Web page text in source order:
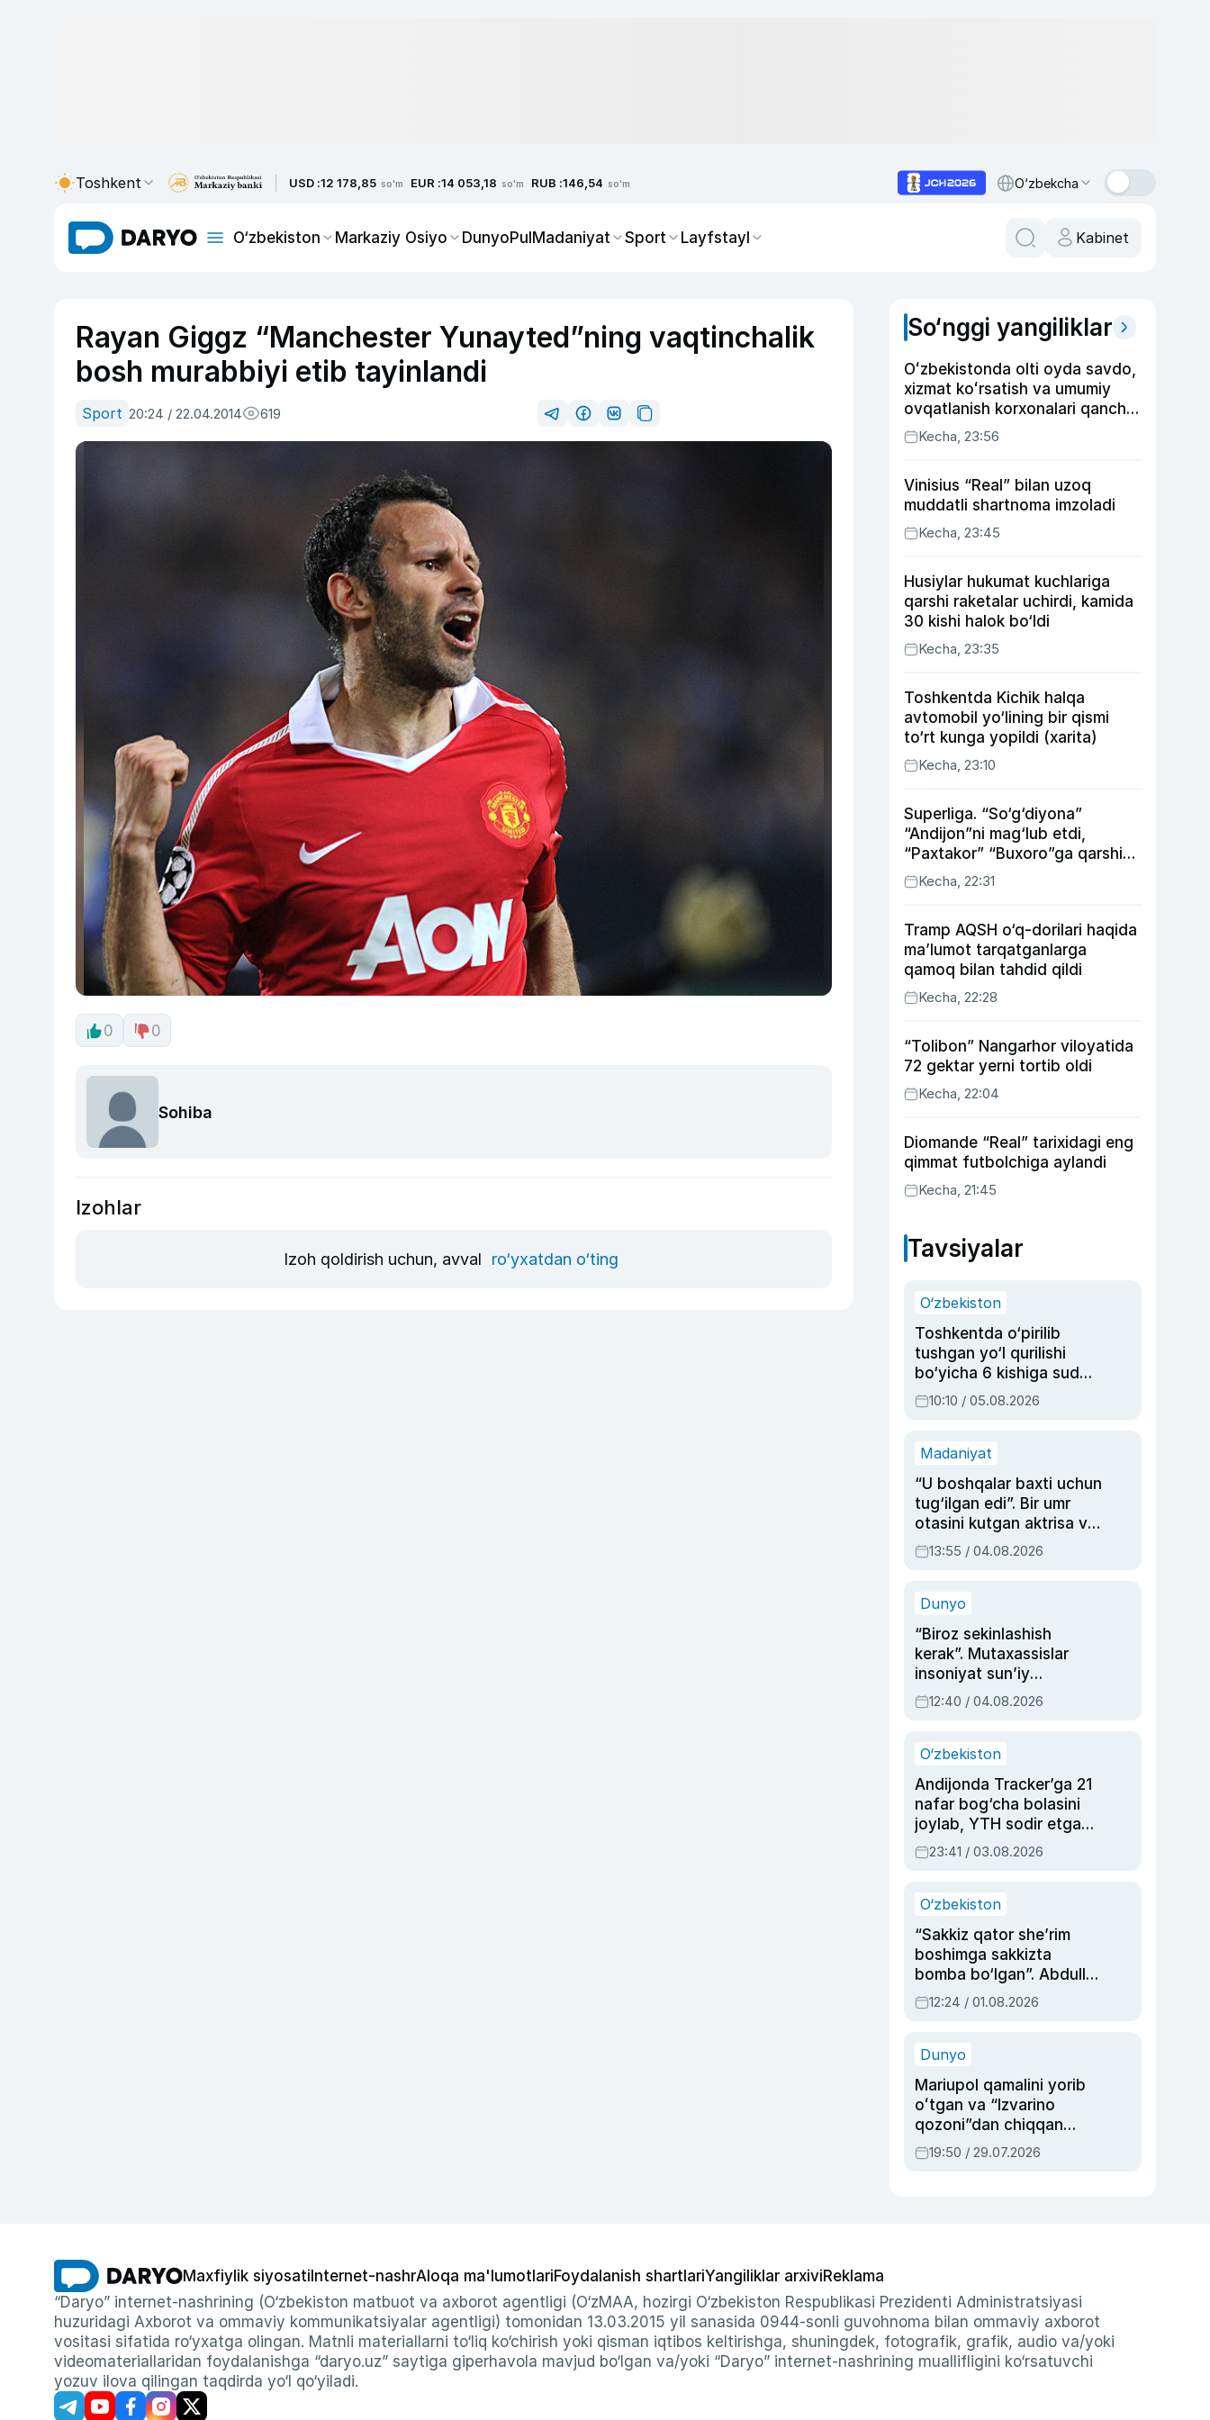
Toshkent USD :12 178,85 so'm EUR :14 053,18 so'm RUB :146,54 so'm O‘zbekcha
O‘zbekiston Markaziy Osiyo DunyoPulMadaniyat Sport Layfstayl Kabinet
Rayan Giggz “Manchester Yunayted”ning vaqtinchalik
bosh murabbiyi etib tayinlandi
Sport 20:24 / 22.04.2014 619
0 0
Sohiba
Izohlar
Izoh qoldirish uchun, avval ro‘yxatdan o‘ting
So‘nggi yangiliklar
Oʻzbekistonda olti oyda savdo,
xizmat koʻrsatish va umumiy
ovqatlanish korxonalari qancha
soliq toʻlagani ochiqlandi
Kecha, 23:56
Vinisius “Real” bilan uzoq
muddatli shartnoma imzoladi
Kecha, 23:45
Husiylar hukumat kuchlariga
qarshi raketalar uchirdi, kamida
30 kishi halok bo‘ldi
Kecha, 23:35
Toshkentda Kichik halqa
avtomobil yo‘lining bir qismi
to‘rt kunga yopildi (xarita)
Kecha, 23:10
Superliga. “So‘g‘diyona”
“Andijon”ni mag‘lub etdi,
“Paxtakor” “Buxoro”ga qarshi
bahsda g‘alabani qo‘ldan
chiqardi
Kecha, 22:31
Tramp AQSH o‘q-dorilari haqida
ma’lumot tarqatganlarga
qamoq bilan tahdid qildi
Kecha, 22:28
“Tolibon” Nangarhor viloyatida
72 gektar yerni tortib oldi
Kecha, 22:04
Diomande “Real” tarixidagi eng
qimmat futbolchiga aylandi
Kecha, 21:45
Tavsiyalar
O‘zbekiston
Toshkentda o‘pirilib
tushgan yo‘l qurilishi
bo‘yicha 6 kishiga sud
hukmi o‘qildi
10:10 / 05.08.2026
Madaniyat
“U boshqalar baxti uchun
tug‘ilgan edi”. Bir umr
otasini kutgan aktrisa va
dublyaj ustasi Rimma
Ahmedovaning
13:55 / 04.08.2026
Dunyo
“Biroz sekinlashish
kerak”. Mutaxassislar
insoniyat sun’iy
intellektni boshqara
olmay qolishidan xavotir
12:40 / 04.08.2026
O‘zbekiston
Andijonda Tracker’ga 21
nafar bog‘cha bolasini
joylab, YTH sodir etgan
ayolga sud hukmi o‘qildi
23:41 / 03.08.2026
O‘zbekiston
“Sakkiz qator she’rim
boshimga sakkizta
bomba bo‘lgan”. Abdulla
Oripovni siyosiy
ayblovlardan asrab
12:24 / 01.08.2026
Dunyo
Mariupol qamalini yorib
oʻtgan va “Izvarino
qozoni”dan chiqqan
qahramon — Ukraina
armiyasi bosh
19:50 / 29.07.2026
Maxfiylik siyosati Internet-nashrAloqa ma'lumotlariFoydalanish shartlariYangiliklar arxiviReklama
“Daryo” internet-nashrining (O‘zbekiston matbuot va axborot agentligi (O‘zMAA, hozirgi O‘zbekiston Respublikasi Prezidenti Administratsiyasi
huzuridagi Axborot va ommaviy kommunikatsiyalar agentligi) tomonidan 13.03.2015 yil sanasida 0944-sonli guvohnoma bilan ommaviy axborot
vositasi sifatida ro‘yxatga olingan. Matnli materiallarni to‘liq ko‘chirish yoki qisman iqtibos keltirishga, shuningdek, fotografik, grafik, audio va/yoki
videomateriallaridan foydalanishga “daryo.uz” saytiga giperhavola mavjud bo‘lgan va/yoki “Daryo” internet-nashrining muallifligini ko‘rsatuvchi
yozuv ilova qilingan taqdirda yo‘l qo‘yiladi.